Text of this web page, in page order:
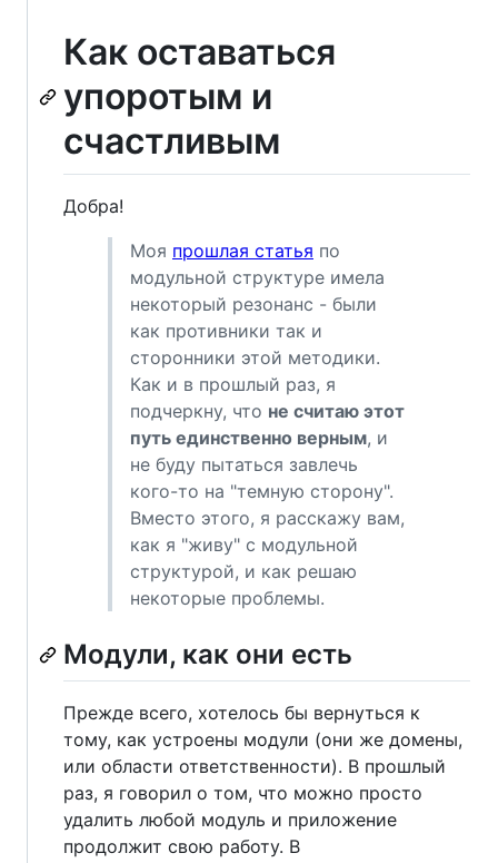
Как оставаться
упоротым и
счастливым
Добра!
Моя прошлая статья по
модульной структуре имела
некоторый резонанс - были
как противники так и
сторонники этой методики.
Как и в прошлый раз, я
подчеркну, что не считаю этот
путь единственно верным, и
не буду пытаться завлечь
кого-то на "темную сторону".
Вместо этого, я расскажу вам,
как я "живу" с модульной
структурой, и как решаю
некоторые проблемы.
Модули, как они есть
Прежде всего, хотелось бы вернуться к
тому, как устроены модули (они же домены,
или области ответственности). В прошлый
раз, я говорил о том, что можно просто
удалить любой модуль и приложение
продолжит свою работу. В